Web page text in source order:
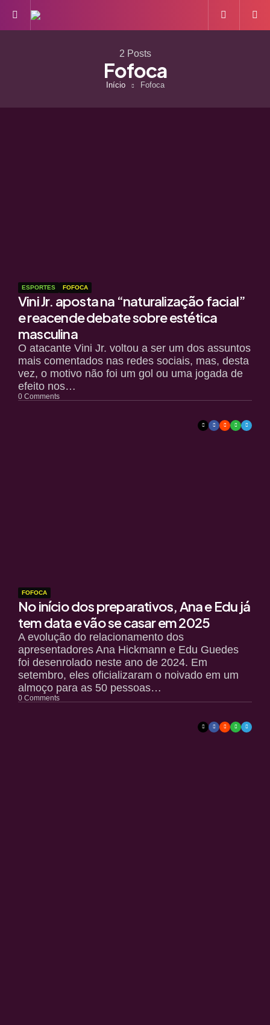
Menu
2 Posts
Fofoca
Início Fofoca
ESPORTES FOFOCA
Vini Jr. aposta na “naturalização facial”
e reacende debate sobre estética
masculina
0 Comments
O atacante Vini Jr. voltou a ser um dos assuntos
mais comentados nas redes sociais, mas, desta
vez, o motivo não foi um gol ou uma jogada de
efeito nos…
FOFOCA
No início dos preparativos, Ana e Edu já
tem data e vão se casar em 2025
0 Comments
A evolução do relacionamento dos
apresentadores Ana Hickmann e Edu Guedes
foi desenrolado neste ano de 2024. Em
setembro, eles oficializaram o noivado em um
almoço para as 50 pessoas…